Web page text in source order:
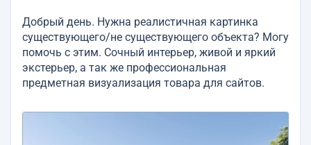
Добрый день. Нужна реалистичная картинка
существующего/не существующего объекта? Могу
помочь с этим. Сочный интерьер, живой и яркий
экстерьер, а так же профессиональная
предметная визуализация товара для сайтов.